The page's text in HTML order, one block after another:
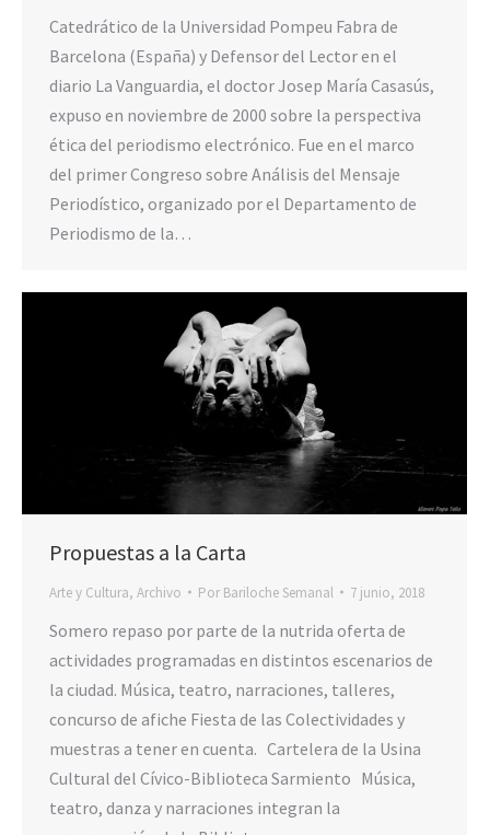
Catedrático de la Universidad Pompeu Fabra de
Barcelona (España) y Defensor del Lector en el
diario La Vanguardia, el doctor Josep María Casasús,
expuso en noviembre de 2000 sobre la perspectiva
ética del periodismo electrónico. Fue en el marco
del primer Congreso sobre Análisis del Mensaje
Periodístico, organizado por el Departamento de
Periodismo de la…
Propuestas a la Carta
Arte y Cultura, Archivo Por Bariloche Semanal 7 junio, 2018
Somero repaso por parte de la nutrida oferta de
actividades programadas en distintos escenarios de
la ciudad. Música, teatro, narraciones, talleres,
concurso de afiche Fiesta de las Colectividades y
muestras a tener en cuenta. Cartelera de la Usina
Cultural del Cívico-Biblioteca Sarmiento Música,
teatro, danza y narraciones integran la